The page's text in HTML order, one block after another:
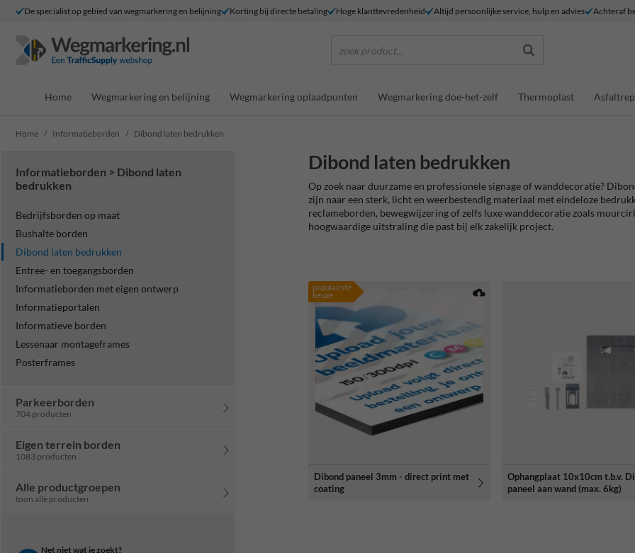
De specialist op gebied van wegmarkering en belijning Korting bij directe betaling Hoge klanttevredenheid Altijd persoonlijke service, hulp en advies Achteraf
zoek product...
Home Wegmarkering en belijning Wegmarkering oplaadpunten Wegmarkering doe-het-zelf Thermoplast
Home Informatieborden Dibond laten bedrukken
Informatieborden > Dibond laten
bedrukken
Bedrijfsborden op maat
Bushalte borden
Dibond laten bedrukken
Entree- en toegangsborden
Informatieborden met eigen ontwerp
Informatieportalen
Informatieve borden
Lessenaar montageframes
Posterframes
Parkeerborden
704 producten
Eigen terrein borden
1083 producten
Alle productgroepen
toon alle producten
Net niet wat je zoekt?
Dibond laten bedrukken
Op zoek naar duurzame en professionele signage of wanddecoratie?
zijn naar een sterk, licht en weerbestendig materiaal met eindeloze
reclameborden, bewegwijzering of zelfs luxe wanddecoratie zoals
hoogwaardige uitstraling die past bij elk zakelijk project.
populairste
keuze
Dibond paneel 3mm - direct print met
coating
Ophangplaat 10x10cm t.b.v.
paneel aan wand (max. 6kg)